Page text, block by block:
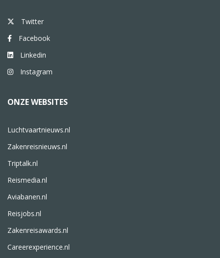
Twitter
Facebook
Linkedin
Instagram
ONZE WEBSITES
Luchtvaartnieuws.nl
Zakenreisnieuws.nl
Triptalk.nl
Reismedia.nl
Aviabanen.nl
Reisjobs.nl
Zakenreisawards.nl
Careerexperience.nl